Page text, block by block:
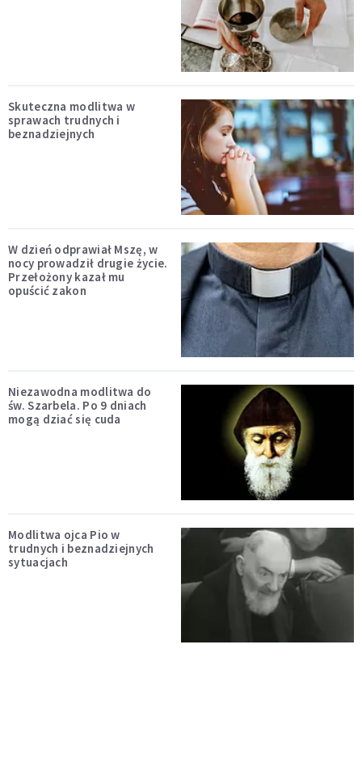
Skuteczna modlitwa w
sprawach trudnych i
beznadziejnych
W dzień odprawiał Mszę, w
nocy prowadził drugie życie.
Przełożony kazał mu
opuścić zakon
Niezawodna modlitwa do
św. Szarbela. Po 9 dniach
mogą dziać się cuda
Modlitwa ojca Pio w
trudnych i beznadziejnych
sytuacjach